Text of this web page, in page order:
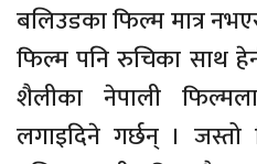
बलिउडका फिल्म मात्र
फिल्म पनि रुचिका साथ
शैलीका नेपाली
लगाइदिने गर्छन् । जस्तो